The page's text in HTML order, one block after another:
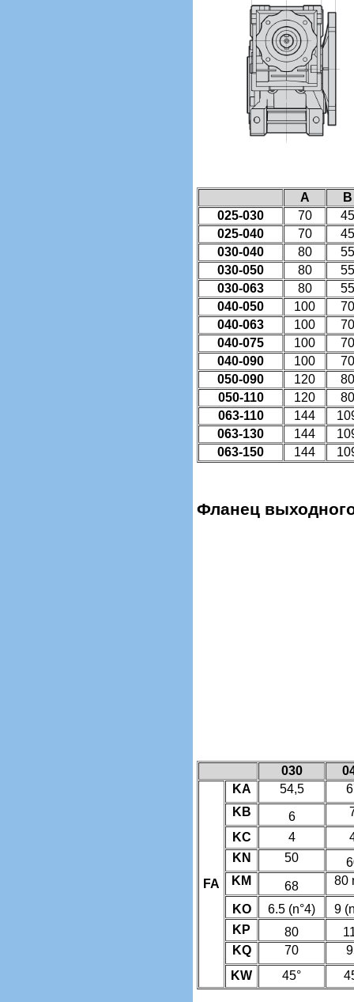
A
B
025-030
70
45
025-040
70
45
030-040
80
55
030-050
80
55
030-063
80
55
040-050
100
70
040-063
100
70
040-075
100
70
040-090
100
70
050-090
120
80
050-110
120
80
063-110
144
063-130
144
063-150
144
Фланец
030
FA
KA 54,5
KB
6
KC
4
KN
50
KM
68 80
KO 6.5 (n°4)
9
KP
80
KQ
70
KW
45°